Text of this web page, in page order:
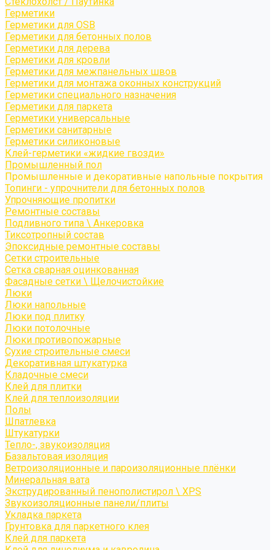
Герметики
Герметики для OSB
Герметики для бетонных полов
Герметики для дерева
Герметики для кровли
Герметики для межпанельных швов
Герметики для монтажа оконных конструкций
Герметики специального назначения
Герметики для паркета
Герметики универсальные
Герметики санитарные
Герметики силиконовые
Клей-герметики «жидкие гвозди»
Промышленный пол
Промышленные и декоративные напольные покрытия
Топинги - упрочнители для бетонных полов
Упрочняющие пропитки
Ремонтные составы
Подливного типа \ Анкеровка
Тиксотропный состав
Эпоксидные ремонтные составы
Сетки строительные
Сетка сварная оцинкованная
Фасадные сетки \ Щелочистойкие
Люки
Люки напольные
Люки под плитку
Люки потолочные
Люки противопожарные
Сухие строительные смеси
Декоративная штукатурка
Кладочные смеси
Клей для плитки
Клей для теплоизоляции
Полы
Шпатлевка
Штукатурки
Тепло-, звукоизоляция
Базальтовая изоляция
Ветроизоляционные и пароизоляционные плёнки
Минеральная вата
Экструдированный пенополистирол \ XPS
Звукоизоляционные панели/плиты
Укладка паркета
Грунтовка для паркетного клея
Клей для паркета